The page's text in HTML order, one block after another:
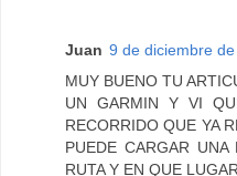
Juan 9 de diciembre
MUY BUENO TU
UN GARMIN Y VI
RECORRIDO QUE YA
PUEDE CARGAR
RUTA Y EN QUE